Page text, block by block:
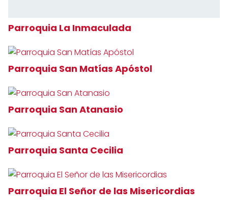
Parroquia La Inmaculada
Parroquia San Matías Apóstol
Parroquia San Atanasio
Parroquia Santa Cecilia
Parroquia El Señor de las Misericordias